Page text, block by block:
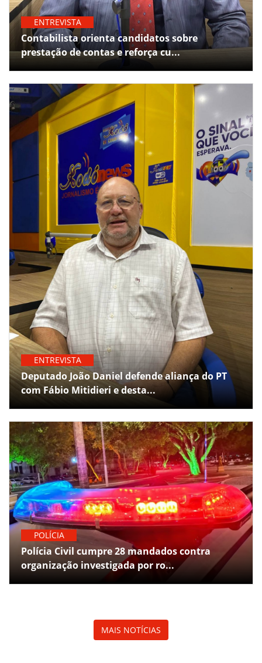
ENTREVISTA
Contabilista orienta candidatos sobre
prestação de contas e reforça cu...
ENTREVISTA
Deputado João Daniel defende aliança do PT
com Fábio Mitidieri e desta...
POLÍCIA
Polícia Civil cumpre 28 mandados contra
organização investigada por ro...
MAIS NOTÍCIAS